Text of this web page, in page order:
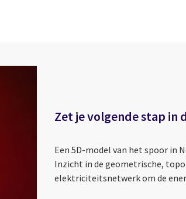
on Emailon Print
Zet je volgende stap in
Een 5D-model van het spoor in
Inzicht in de geometrische,
elektriciteitsnetwerk om de